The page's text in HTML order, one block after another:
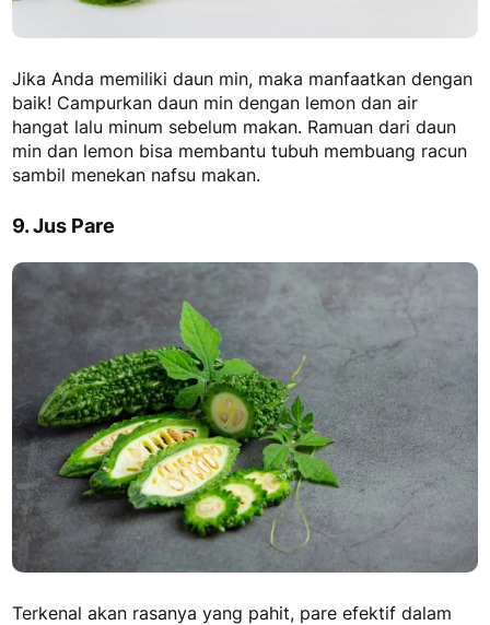
Jika Anda memiliki daun min, maka manfaatkan dengan
baik! Campurkan daun min dengan lemon dan air
hangat lalu minum sebelum makan. Ramuan dari daun
min dan lemon bisa membantu tubuh membuang racun
sambil menekan nafsu makan.
9. Jus Pare
Terkenal akan rasanya yang pahit, pare efektif dalam